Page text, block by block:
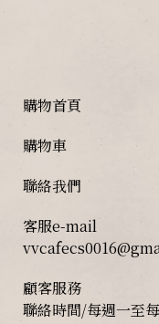
購物首頁
購物車
聯絡我們
客服e-mail
顧客服務
聯絡時間/每週一至